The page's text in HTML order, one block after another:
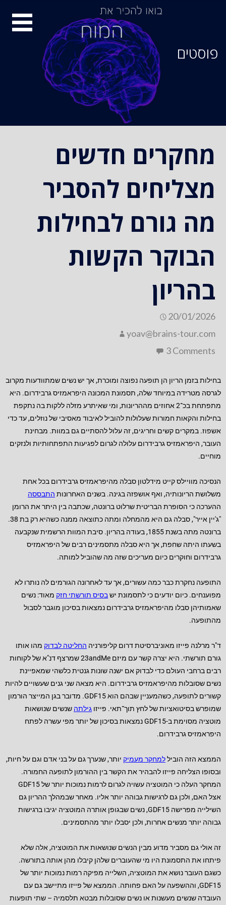
פוסטים
מחקרים חדשים
מצליחים להסביר
מה גורם לבחילות
הבוקר הקשות
בהריון
20/01/2026
yoav@brains-tour.com
3 Comments
בחילות בזמן הריון הן תופעה נפוצה ומוכרת, אך יש נשים שמתוודעות מקרוב
לגרסה מטרידה במיוחד שלה, תסמונת המכונה היפראמזיס גרבידרום. היא
מתפתחת בכ־2 אחוזים מההריונות, ומי שאיתרע מזלה ללקות בה נתקפת
בחילות והקאות חמורות שעלולות להוביל לאיבוד מאסיבי של נוזלים, עד כדי
אשפוז. במקרים קשים וחריגים, זה עלול להסתיים גם במוות. מבחינת
העובר, היפראמזיס גרבידרום עלולה לגרום לפגיעות התפתחותיות ולנזקים
מוחיים.
הנסיכה מוויילס קייט מידלטון סבלה מהיפראמזיס גרבידרום בכל אחת
משלושת הריונותיה, ואף אושפזה בגינה. בשנים האחרונות התבססה
ההערכה כי הסופרת הבריטית שרלוט ברונטה, שכתבה בין היתר את הרומן
"ג'יין אייר", סבלה גם היא מהמחלה ומתה כתוצאה ממנה כשהיא רק בת 38.
ברונטה מתה בשנת 1855, בעודה בהריון. סיבת המוות הרשמית שנקבעה
בשעתו היתה שחפת, אך היא סבלה מתסמינים רבים של היפראמזיס
גרבידרום וחוקרים כיום מעריכים שזה מה שהוביל למותה.
התופעה נחקרת כבר כמה עשורים, אך עד לאחרונה הגורמים לה נותרו לא
מפוענחים. כיום יודעים כי לתסמונת ישבסיס תורשתי חזק מאוד: נשים
שאמותיהן סבלו מהיפראמזיס גרבידרום נמצאות בסיכון מוגבר לסבול
מהתופעה.
ד"ר מרלנה פייזו מאוניברסיטת דרום קליפורניה החליטה לבדוק מהו אותו
גורם תורשתי. היא יצרה קשר עם מיזם 23andMe שמרצף דנ"א של לקוחות
רבים ברחבי העולם כדי לבדוק אם ישנה שונות גנטית כלשהי שמאפיינת
נשים שסובלות מהיפראמזיס גרבידרום. היא מצאה שני גנים שעשויים להיות
קשורים לתופעה, כשהמעניין שבהם הוא GDF15. מדובר בגן המייצר הורמון
שמופרש בסיטואציות של לחץ תוך־תאי. פייזוגילתה שנשים שנושאות
מוטציה מסוימת ב-GDF15 נמצאות בסיכון של יותר מפי עשרה לפתח
היפראמזיס גרבידרום.
הממצא הזה הוביללמחקר מעמיק יותר, שנערך גם על בני אדם וגם על חיות,
ובסופו הצליחה פייזו להבהיר את הקשר בין ההורמון לתופעה החמורה.
המחקר העלה כי המוטציה עשויה לגרום לרמות נמוכות יותר של GDF15
אצל האם, ולכן גם לרגישות גבוהה יותר אליו. מאחר שבמהלך ההריון גם
השילייה מפרישה GDF15, נשים שבגופן אותרה המוטציה יגיבו ברגישות
גבוהה יותר מנשים אחרות, ולכן יסבלו יותר מהתסמינים.
זה אולי גם מסביר מדוע מבין הנשים שנושאות את המוטציה, אלה שלא
פיתחו את התסמונת היו מי שהעוברים שלהן קיבלו מהן אותה בתורשה.
כשגם העובר נושא את המוטציה, השלייה מפיקה רמות נמוכות יותר של
GDF15, וההשפעה על האם פחותה. הממצא של פייזו מתיישב גם עם
העובדה שנשים מעשנות או נשים שסובלות מבטא תלסמיה – שתי תופעות